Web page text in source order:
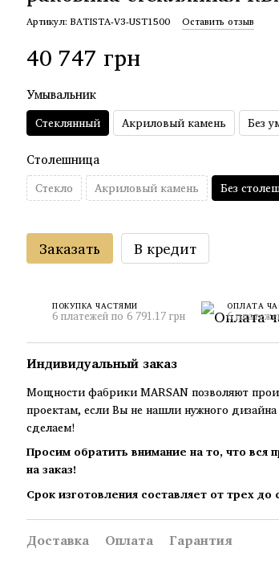
Артикул: BATISTA-V3-UST1500 Оставить отзыв
40 747 грн
Умывальник
Стеклянный Акриловый камень Без
Столешница
Стекло Акриловый камень Без
Заказать В кредит
ПОКУПКА ЧАСТЯМИ
6 платежей по 6 791.17 грн
ОПЛАТА
6
Индивидуальный заказ
Мощности фабрики MARSAN позволяют
проектам, если Вы не нашли нужного
сделаем!
Просим обратить внимание на то, что вся
на заказ!
Срок изготовления составляет от трех до
Доставка Оплата Гарантия